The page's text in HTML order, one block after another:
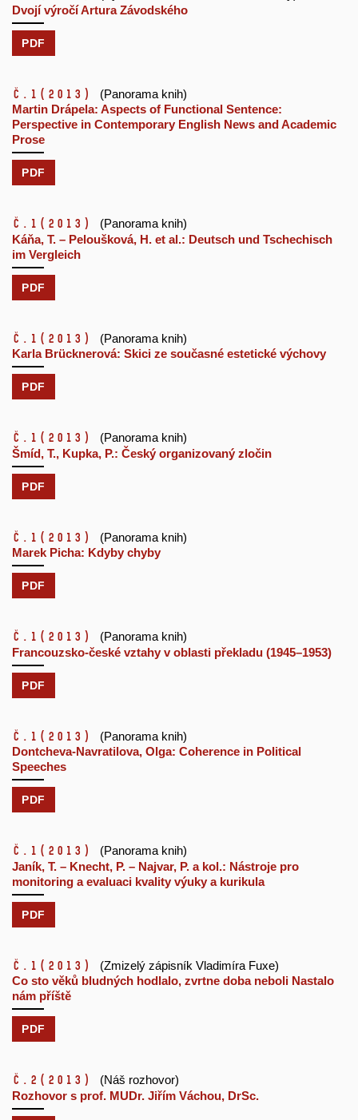
Dvojí výročí Artura Závodského
PDF
č.1 (2013)
(Panorama knih)
Martin Drápela: Aspects of Functional Sentence:
Perspective in Contemporary English News and Academic
Prose
PDF
č.1 (2013)
(Panorama knih)
Káňa, T. – Peloušková, H. et al.: Deutsch und Tschechisch
im Vergleich
PDF
č.1 (2013)
(Panorama knih)
Karla Brücknerová: Skici ze současné estetické výchovy
PDF
č.1 (2013)
(Panorama knih)
Šmíd, T., Kupka, P.: Český organizovaný zločin
PDF
č.1 (2013)
(Panorama knih)
Marek Picha: Kdyby chyby
PDF
č.1 (2013)
(Panorama knih)
Francouzsko-české vztahy v oblasti překladu (1945–1953)
PDF
č.1 (2013)
(Panorama knih)
Dontcheva-Navratilova, Olga: Coherence in Political
Speeches
PDF
č.1 (2013)
(Panorama knih)
Janík, T. – Knecht, P. – Najvar, P. a kol.: Nástroje pro
monitoring a evaluaci kvality výuky a kurikula
PDF
č.1 (2013)
(Zmizelý zápisník Vladimíra Fuxe)
Co sto věků bludných hodlalo, zvrtne doba neboli Nastalo
nám příště
PDF
č.2 (2013)
(Náš rozhovor)
Rozhovor s prof. MUDr. Jiřím Váchou, DrSc.